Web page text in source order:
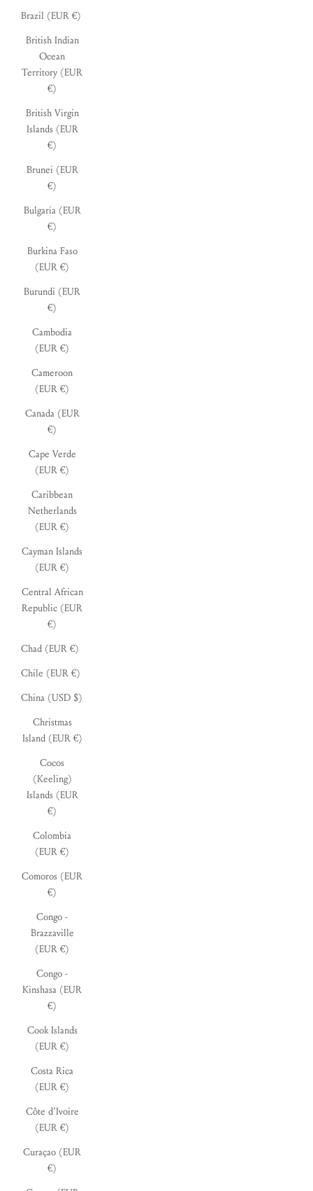
Brazil (EUR €)
British Indian
Ocean
Territory (EUR
€)
British Virgin
Islands (EUR
€)
Brunei (EUR
€)
Bulgaria (EUR
€)
Burkina Faso
(EUR €)
Burundi (EUR
€)
Cambodia
(EUR €)
Cameroon
(EUR €)
Canada (EUR
€)
Cape Verde
(EUR €)
Caribbean
Netherlands
(EUR €)
Cayman Islands
(EUR €)
Central African
Republic (EUR
€)
Chad (EUR €)
Chile (EUR €)
China (USD $)
Christmas
Island (EUR €)
Cocos
(Keeling)
Islands (EUR
€)
Colombia
(EUR €)
Comoros (EUR
€)
Congo -
Brazzaville
(EUR €)
Congo -
Kinshasa (EUR
€)
Cook Islands
(EUR €)
Costa Rica
(EUR €)
Côte d’Ivoire
(EUR €)
Curaçao (EUR
€)